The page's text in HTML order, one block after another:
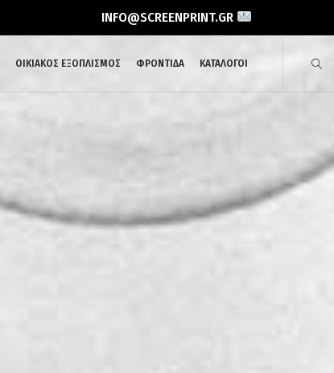
INFO@SCREENPRINT.GR
ΟΙΚΙΑΚΟΣ ΕΞΟΠΛΙΣΜΟΣ ΦΡΟΝΤΙΔΑ ΚΑΤΑΛΟΓΟΙ